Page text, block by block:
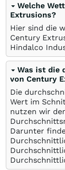
Welche
Extrusions?
Hier sind die
Century
Hindalco
Was ist die
von Century
Die
Wert im
nutzen wir
Darunter